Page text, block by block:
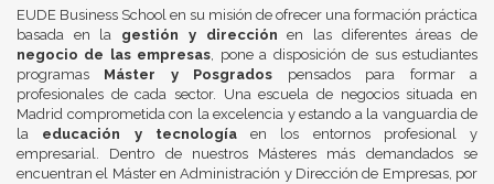
EUDE Business School en su misión de ofrecer una formación práctica
basada en la gestión y dirección en las diferentes áreas de
negocio de las empresas, pone a disposición de sus estudiantes
programas Máster y Posgrados pensados para formar a
profesionales de cada sector. Una escuela de negocios situada en
Madrid comprometida con la excelencia y estando a la vanguardia de
la educación y tecnologíaen los entornos profesional y
empresarial. Dentro de nuestros Másteres más demandados se
encuentran el Máster en Administración y Dirección de Empresas, por